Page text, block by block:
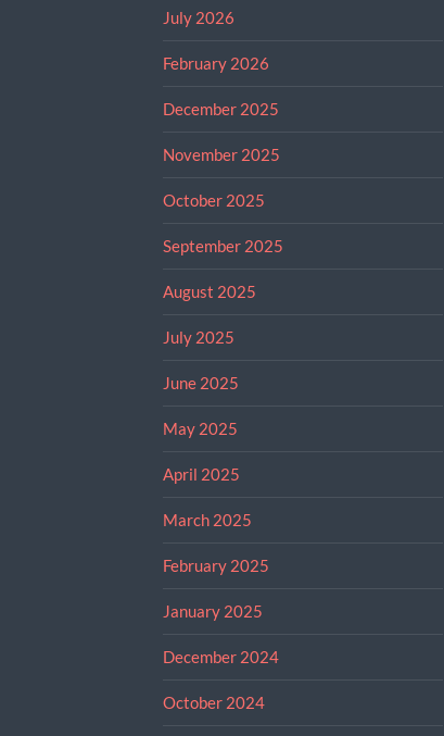
July 2026
February 2026
December 2025
November 2025
October 2025
September 2025
August 2025
July 2025
June 2025
May 2025
April 2025
March 2025
February 2025
January 2025
December 2024
October 2024